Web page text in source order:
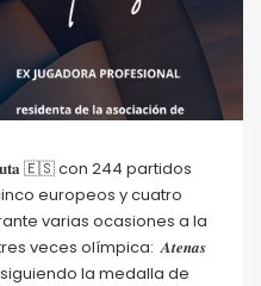
🇪🇸 con 244 partidos
europeos y cuatro
varias ocasiones a la
veces olímpica: 𝑨𝒕𝒆𝒏𝒂𝒔
la medalla de